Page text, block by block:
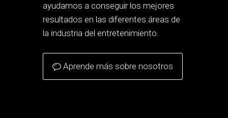
ayudamos a conseguir los mejores
resultados en las diferentes áreas de
la industria del entretenimiento.
Aprende más sobre nosotros